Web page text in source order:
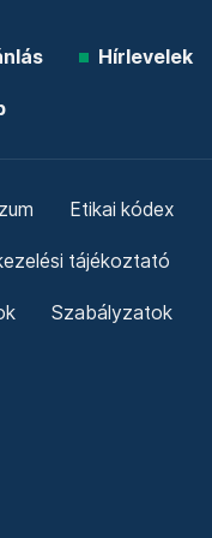
Hírlevelek
Etikai kódex
tájékoztató
Szabályzatok